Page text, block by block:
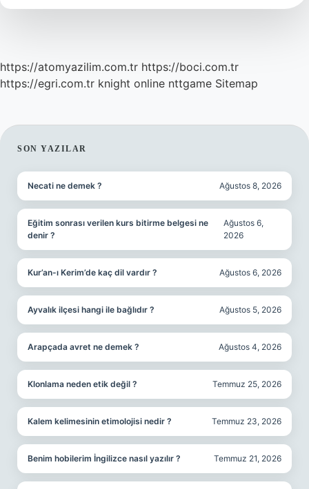
Nedir
https://atomyazilim.com.tr https://boci.com.tr
https://egri.com.tr knight online nttgame Sitemap
SIDEBAR
SON YAZILAR
Necati ne demek ? Ağustos 8, 2026
Eğitim sonrası verilen kurs bitirme belgesi ne
denir ?
Ağustos 6,
2026
Kur’an-ı Kerim’de kaç dil vardır ? Ağustos 6, 2026
Ayvalık ilçesi hangi ile bağlıdır ? Ağustos 5, 2026
Arapçada avret ne demek ? Ağustos 4, 2026
Klonlama neden etik değil ? Temmuz 25, 2026
Kalem kelimesinin etimolojisi nedir ? Temmuz 23, 2026
Benim hobilerim İngilizce nasıl yazılır ? Temmuz 21, 2026